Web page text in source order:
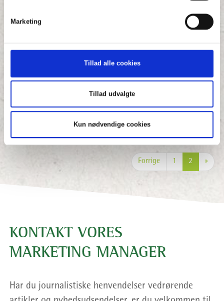
Marketing
Tillad alle cookies
Tillad udvalgte
Kun nødvendige cookies
Bedre sortering – mere biogas
09.08.2022
2022, er det et lovkrav, at alle virksomheder skal
sortere deres affald præcis på samme måde som i
Forrige 1 2 »
KONTAKT VORES
MARKETING MANAGER
Har du journalistiske henvendelser vedrørende